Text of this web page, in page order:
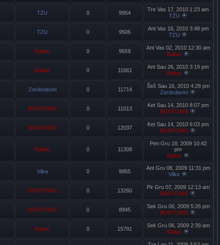
TZU 0 9954
Tre Vas 17, 2010 1:23 am
TZU
TZU 0 9506
Ant Vas 16, 2010 3:48 pm
TZU
Baltas 0 9659
Ant Vas 02, 2010 12:30 am
Baltas
Baltas 0 11661
Ant Sau 26, 2010 3:19 pm
Baltas
Zordsdavini 0 11714
Šeš Sau 16, 2010 4:28 pm
Zordsdavini
BURTONIS 0 11013
Ket Sau 14, 2010 8:07 pm
BURTONIS
BURTONIS 0 12037
Ket Sau 14, 2010 6:03 pm
BURTONIS
Baltas 0 11308
Pen Gru 18, 2009 10:42
pm
Baltas
Vilke 0 9955
Ant Gru 08, 2009 11:31 pm
Vilke
BURTONIS 0 13260
Pir Gru 07, 2009 12:13 am
BURTONIS
BURTONIS 0 8945
Sek Gru 06, 2009 5:26 pm
BURTONIS
Baltas 0 15791
Sek Gru 06, 2009 2:39 am
Baltas